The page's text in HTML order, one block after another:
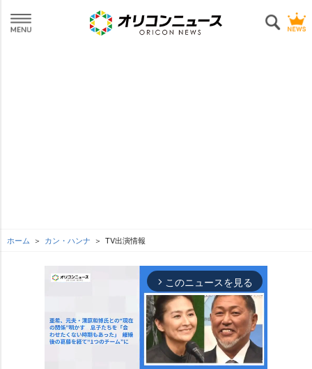
ホーム カン・ハンナ TV出演情報
arrow_forward_ios このニュースを見る